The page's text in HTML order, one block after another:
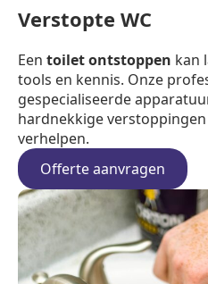
Verstopte WC
Een toilet ontstoppen kan
tools en kennis. Onze
gespecialiseerde
hardnekkige
verhelpen.
Offerte aanvragen